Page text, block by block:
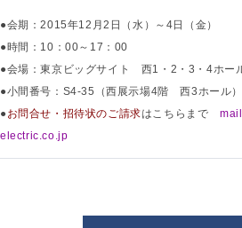
●会期：2015年12月2日（水）～4日（金）
●時間：10：00～17：00
●会場：東京ビッグサイト 西1・2・3・4ホー
●小間番号：S4-35（西展示場4階 西3ホール）
●お問合せ・招待状のご請求はこちらまで
electric.co.jp